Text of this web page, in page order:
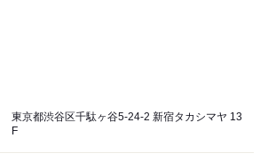
東京都渋谷区千駄ヶ谷5-24-2 新宿タカシマヤ 13
F